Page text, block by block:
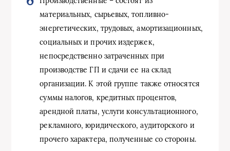
материальных, сырьевых, топливно-
энергетических, трудовых, амортизационных,
социальных и прочих издержек,
непосредственно затраченных при
производстве ГП и сдачи ее на склад
организации. К этой группе также относятся
суммы налогов, кредитных процентов,
арендной платы, услуги консультационного,
рекламного, юридического, аудиторского и
прочего характера, полученные со стороны.